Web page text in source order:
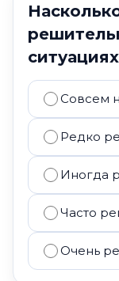
Совсем
Редко
Иногда
Часто
Очень